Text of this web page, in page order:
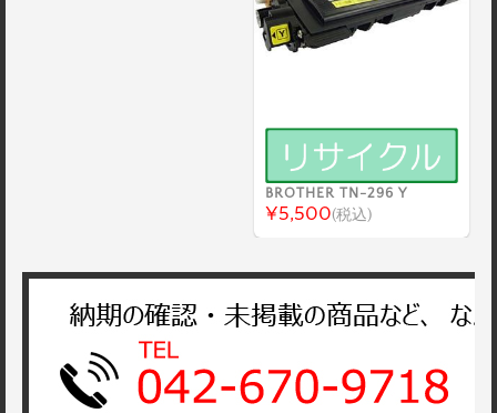
BROTHER TN-296 Y
¥5,500(税込)